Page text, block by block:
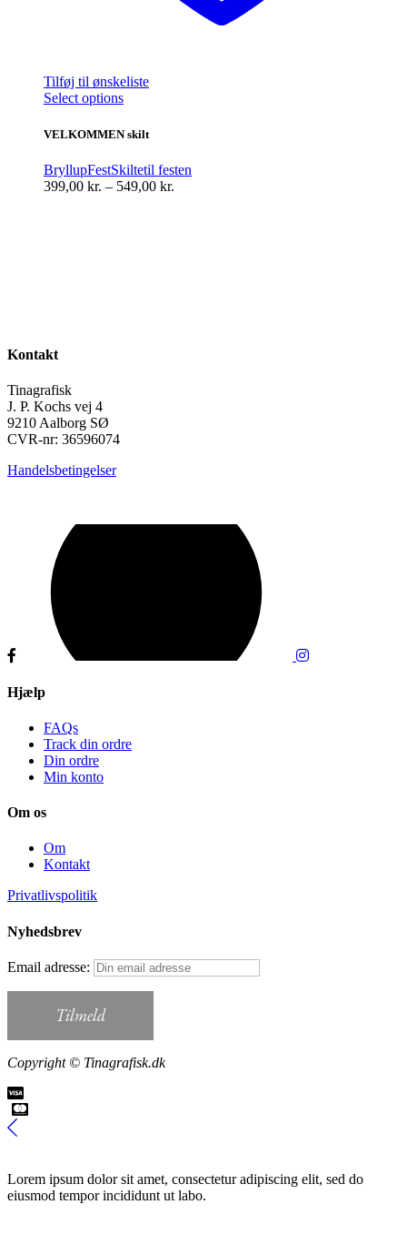
Tilføj til ønskeliste
Select optionsDette
har
varianter.
Mulighederne
kan
VELKOMMEN skilt
BryllupFestSkiltetil festen
399,00 kr. – 549,00 kr.
Kontakt
Tinagrafisk
J. P. Kochs vej 4
9210 Aalborg SØ
CVR-nr: 36596074
Handelsbetingelser
Hjælp
FAQs
Track din ordre
Din ordre
Min konto
Om os
Om
Kontakt
Privatlivspolitik
Nyhedsbrev
Email adresse:
Copyright © Tinagrafisk.dk
Lorem ipsum dolor sit amet, consectetur adipiscing elit, sed do
eiusmod tempor incididunt ut labo.